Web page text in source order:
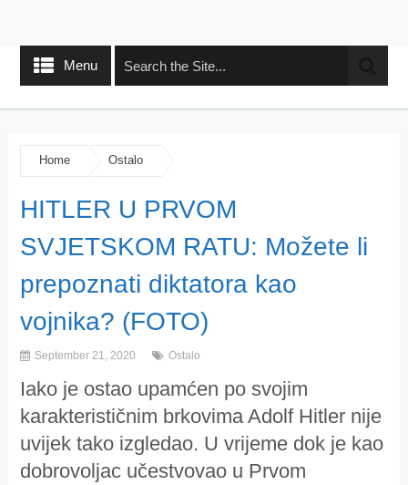
Menu
Home Ostalo
HITLER U PRVOM
SVJETSKOM RATU: Možete li
prepoznati diktatora kao
vojnika? (FOTO)
September 21, 2020 Ostalo
Iako je ostao upamćen po svojim
karakterističnim brkovima Adolf Hitler nije
uvijek tako izgledao. U vrijeme dok je kao
dobrovoljac učestvovao u Prvom